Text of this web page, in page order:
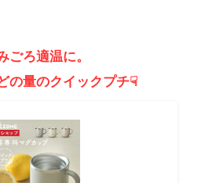
ろ適温に。
の量のクイックプチ☟